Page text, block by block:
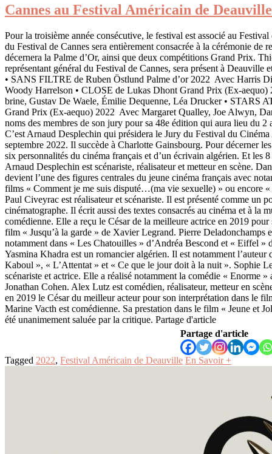
Cannes au Festival Américain de
Pour la troisième année consécutive, le festival est associé au
du Festival de Cannes sera entièrement consacrée à la cérémonie de
décernera la Palme d’Or, ainsi que deux compétitions Grand Prix.
représentant général du Festival de Cannes, sera présent à Deauville
• SANS FILTRE de Ruben Öst­lund Palme d’or 2022 Avec Har­ris
Woo­dy Harrelson • CLOSE de Lukas Dhont Grand Prix (Ex-
brine, Gus­tav De Waele, Émi­lie Dequenne, Léa Drucker • STARS
Grand Prix (Ex-aequo) 2022 Avec Mar­ga­ret Qual­ley, Joe Alwyn,
noms des membres de son jury pour sa 48e édition qui aura lieu du 2
C’est Arnaud Desplechin qui présidera le Jury du Festival du
septembre 2022. Il succède à Charlotte Gainsbourg. Pour décerner
six personnalités du cinéma français et d’un écrivain algérien. Et les
Arnaud Desplechin est scénariste, réalisateur et metteur en scène.
devient l’une des figures centrales du jeune cinéma français avec
films « Comment je me suis disputé…(ma vie sexuelle) » ou encore
Paul Civeyrac est réalisateur et scénariste. Il est présenté comme un
cinématographe. Il écrit aussi des textes consacrés au cinéma et à la
comédienne. Elle a reçu le César de la meilleure actrice en 2019
film « Jusqu’à la garde » de Xavier Legrand. Pierre Deladonchamps
notamment dans « Les Chatouilles » d’Andréa Bescond et « Eiffel
Yasmina Khadra est un romancier algérien. Il est notamment l’auteur
Kaboul », « L’Attentat » et « Ce que le jour doit à la nuit ». Sophie
scénariste et actrice. Elle a réalisé notamment la comédie « Enorme
Jonathan Cohen. Alex Lutz est comédien, réalisateur, metteur en
en 2019 le César du meilleur acteur pour son interprétation dans le
Marine Vacth est comédienne. Sa prestation dans le film « Jeune et
été unanimement saluée par la critique. Partage d'article
Partage d'article
Tagged 2022, Festival Américain de Deauville En Savoir +